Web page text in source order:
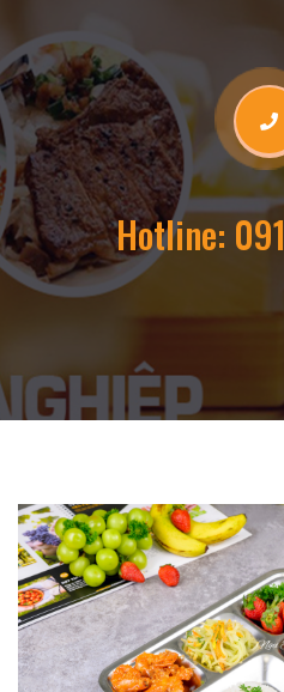
Hotline: